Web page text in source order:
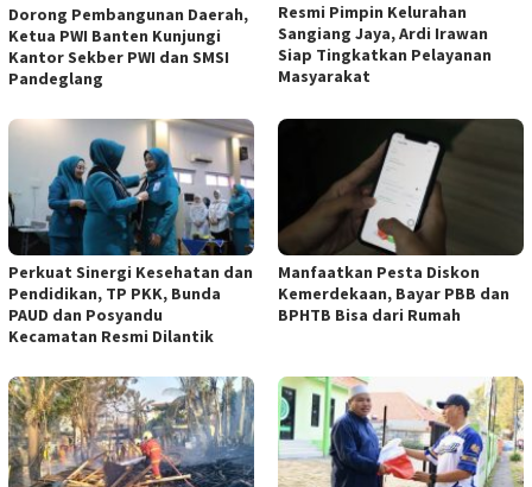
Dorong Pembangunan Daerah,
Ketua PWI Banten Kunjungi
Kantor Sekber PWI dan SMSI
Pandeglang
Resmi Pimpin Kelurahan
Sangiang Jaya, Ardi Irawan
Siap Tingkatkan Pelayanan
Masyarakat
Perkuat Sinergi Kesehatan dan
Pendidikan, TP PKK, Bunda
PAUD dan Posyandu
Kecamatan Resmi Dilantik
Manfaatkan Pesta Diskon
Kemerdekaan, Bayar PBB dan
BPHTB Bisa dari Rumah